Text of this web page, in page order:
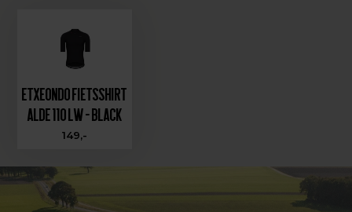
Etxeondo Fietsshirt
Alde 110 LW - Black
149,-